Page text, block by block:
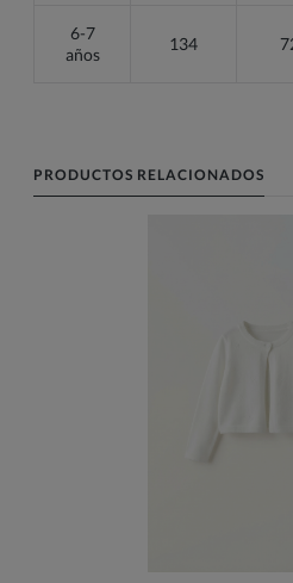
6-7
años
134
PRODUCTOS RELACIONADOS